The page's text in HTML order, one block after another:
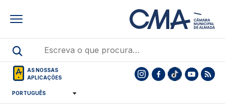
AS NOSSAS
APLICAÇÕES